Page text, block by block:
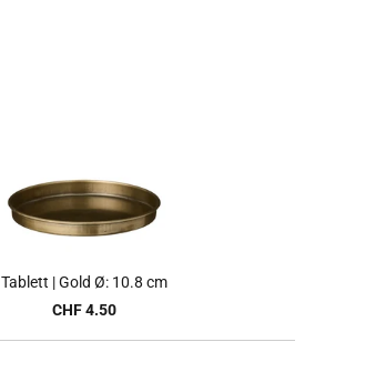
Tablett | Gold Ø: 10.8 cm
CHF 4.50